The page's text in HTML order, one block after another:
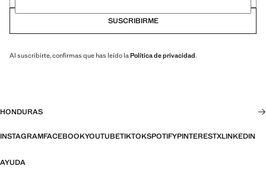
SUSCRIBIRME
Al suscribirte, confirmas que has leído la Política de privacidad.
HONDURAS
INSTAGRAMFACEBOOKYOUTUBETIKTOKSPOTIFYPINTERESTXLINKEDIN
AYUDA